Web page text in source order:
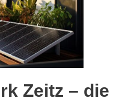
Zeitz – die